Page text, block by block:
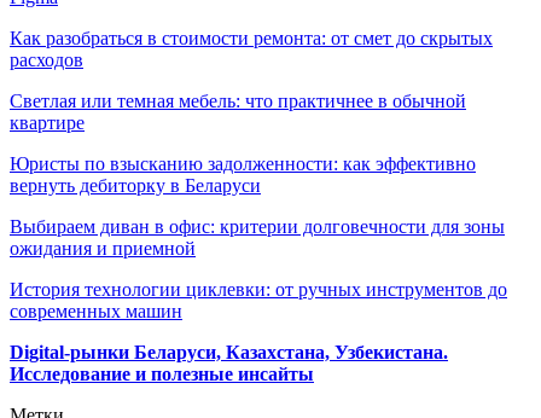
Как разобраться в стоимости ремонта: от смет до скрытых
расходов
Светлая или темная мебель: что практичнее в обычной
квартире
Юристы по взысканию задолженности: как эффективно
вернуть дебиторку в Беларуси
Выбираем диван в офис: критерии долговечности для зоны
ожидания и приемной
История технологии циклевки: от ручных инструментов до
современных машин
Digital-рынки Беларуси, Казахстана, Узбекистана.
Исследование и полезные инсайты